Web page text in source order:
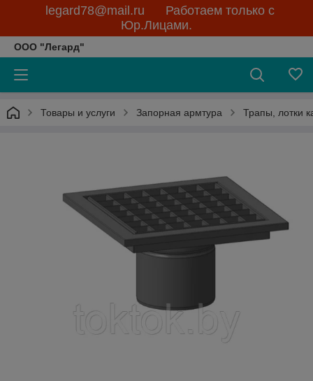
legard78@mail.ru Работаем только с
Юр.Лицами.
ООО "Легард"
Товары и услуги Запорная армтура Трапы, лотки